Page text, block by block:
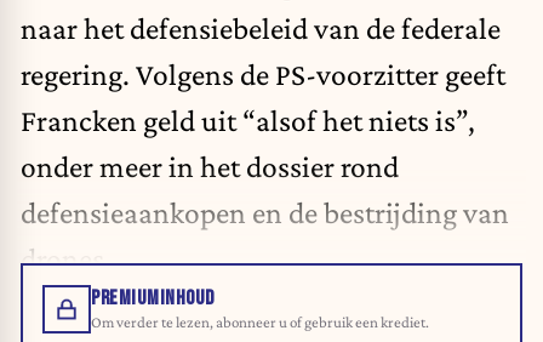
naar het defensiebeleid van de federale
regering. Volgens de PS-voorzitter geeft
Francken geld uit “alsof het niets is”,
onder meer in het dossier rond
defensieaankopen en de bestrijding van
drones.
PREMIUMINHOUD
Om verder te lezen, abonneer u of gebruik een krediet.